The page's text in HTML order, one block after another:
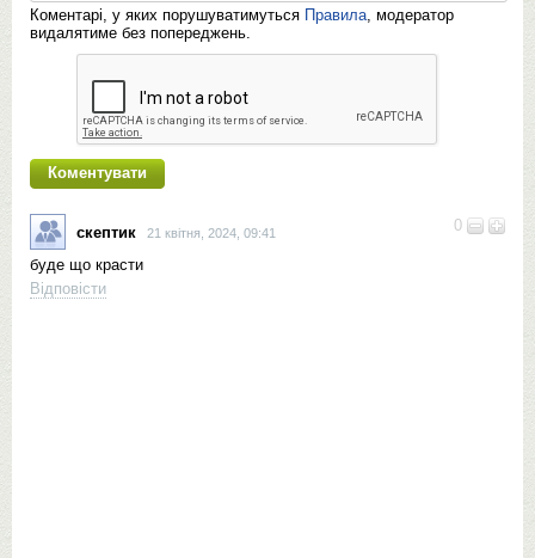
Коментарі, у яких порушуватимуться Правила, модератор
видалятиме без попереджень.
0
скептик 21 квітня, 2024, 09:41
буде що красти
Відповісти